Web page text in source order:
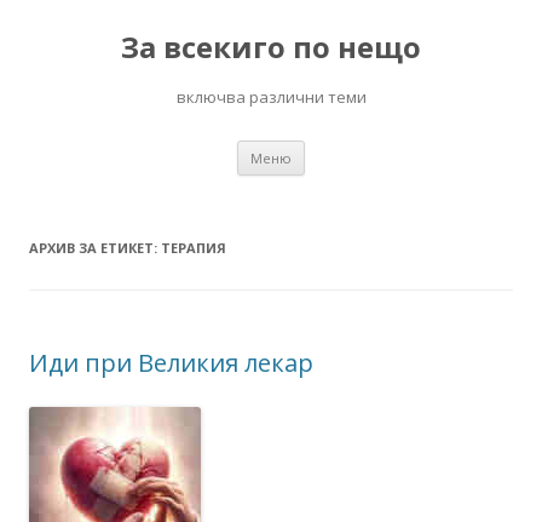
За всекиго по нещо
включва различни теми
Меню
АРХИВ ЗА ЕТИКЕТ: ТЕРАПИЯ
Иди при Великия лекар